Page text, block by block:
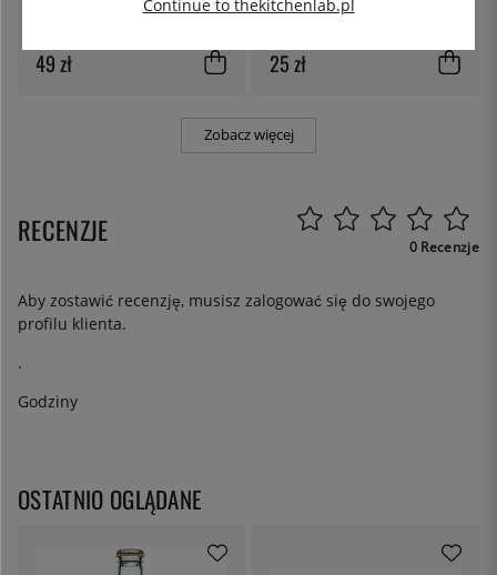
Korek do szampana - Vacuvin
49 zł
Szklanka Picardie, 500 ml -
25 zł
Zobacz więcej
RECENZJE 0 Recenzje
Aby zostawić recenzję, musisz zalogować się do swojego
profilu klienta.
.
Godziny
OSTATNIO OGLĄDANE
Continue to thekitchenlab.pl